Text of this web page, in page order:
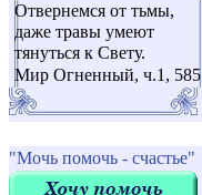
Отвернемся от тьмы,
даже травы умеют
тянуться к Свету.
Мир Огненный, ч.1, 585
"Мочь помочь - счастье"